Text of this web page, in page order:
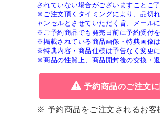
されていない場合がございますことご
※ご注文頂くタイミングにより、品切
ャンセルとさせていただく旨、メール
※ご予約商品でも発売日前に予約受付
※掲載されている商品画像・特典画像
※特典内容・商品仕様は予告なく変更
※商品の性質上、商品開封後の交換・
予約商品のご注文
※ 予約商品をご注文されるお客